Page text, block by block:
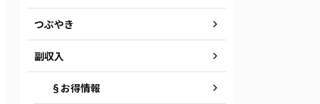
つぶやき
副収入
§お得情報